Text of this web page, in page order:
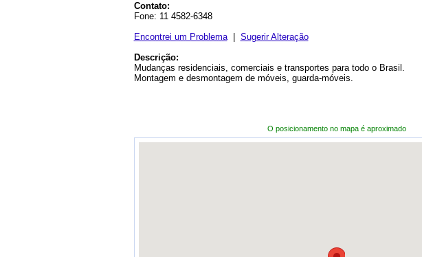
Contato:
Fone: 11 4582-6348
Encontrei um Problema| Sugerir Alteração
Descrição:
Mudanças residenciais, comerciais e transportes para todo o Brasil.
Montagem e desmontagem de móveis, guarda-móveis.
O posicionamento no mapa é aproximado